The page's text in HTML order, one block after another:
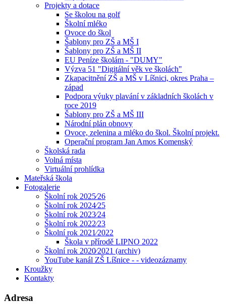
Projekty a dotace
Se školou na golf
Školní mléko
Ovoce do škol
Šablony pro ZŠ a MŠ I
Šablony pro ZŠ a MŠ II
EU Peníze školám - "DUMY"
Výzva 51 "Digitální věk ve školách"
Zkapacitnění ZŠ a MŠ v Líšnici, okres Praha –
západ
Podpora výuky plavání v základních školách v
roce 2019
Šablony pro ZŠ a MŠ III
Národní plán obnovy
Ovoce, zelenina a mléko do škol. Školní projekt.
Operační program Jan Amos Komenský
Školská rada
Volná místa
Virtuální prohlídka
Mateřská škola
Fotogalerie
Školní rok 2025⁄26
Školní rok 2024⁄25
Školní rok 2023⁄24
Školní rok 2022⁄23
Školní rok 2021⁄2022
Škola v přírodě LIPNO 2022
Školní rok 2020⁄2021 (archiv)
YouTube kanál ZŠ Líšnice - - videozáznamy
Kroužky
Kontakty
Adresa